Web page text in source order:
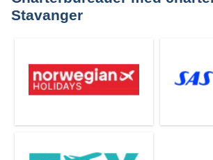
Stavanger